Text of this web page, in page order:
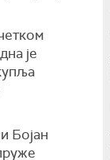
је
Бојан